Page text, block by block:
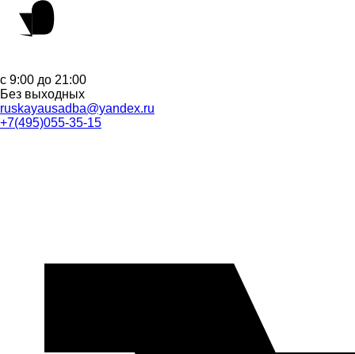
с 9:00 до 21:00
Без выходных
ruskayausadba@yandex.ru
+7(495)055-35-15